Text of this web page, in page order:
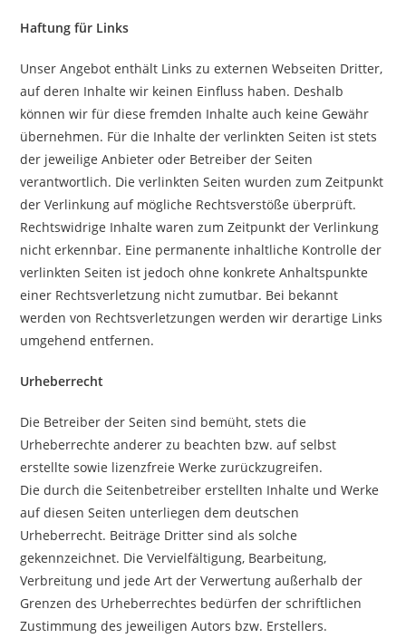
Haftung für Links
Unser Angebot enthält Links zu externen Webseiten Dritter,
auf deren Inhalte wir keinen Einfluss haben. Deshalb
können wir für diese fremden Inhalte auch keine Gewähr
übernehmen. Für die Inhalte der verlinkten Seiten ist stets
der jeweilige Anbieter oder Betreiber der Seiten
verantwortlich. Die verlinkten Seiten wurden zum Zeitpunkt
der Verlinkung auf mögliche Rechtsverstöße überprüft.
Rechtswidrige Inhalte waren zum Zeitpunkt der Verlinkung
nicht erkennbar. Eine permanente inhaltliche Kontrolle der
verlinkten Seiten ist jedoch ohne konkrete Anhaltspunkte
einer Rechtsverletzung nicht zumutbar. Bei bekannt
werden von Rechtsverletzungen werden wir derartige Links
umgehend entfernen.
Urheberrecht
Die Betreiber der Seiten sind bemüht, stets die
Urheberrechte anderer zu beachten bzw. auf selbst
erstellte sowie lizenzfreie Werke zurückzugreifen.
Die durch die Seitenbetreiber erstellten Inhalte und Werke
auf diesen Seiten unterliegen dem deutschen
Urheberrecht. Beiträge Dritter sind als solche
gekennzeichnet. Die Vervielfältigung, Bearbeitung,
Verbreitung und jede Art der Verwertung außerhalb der
Grenzen des Urheberrechtes bedürfen der schriftlichen
Zustimmung des jeweiligen Autors bzw. Erstellers.